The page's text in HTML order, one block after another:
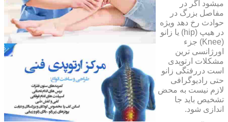
میشود اگر در
مفاصل بزرگ در
حوادث رخ دهد ویژه
در هیپ (hip) یا زانو
(Knee) جزء
اورژانسی ترین
مشکلات ارتوپدی
است دررفتگی زانو
حتی رادیوگرافی
لازم نیست به محض
تشخیص باید جا
اندازی شود.